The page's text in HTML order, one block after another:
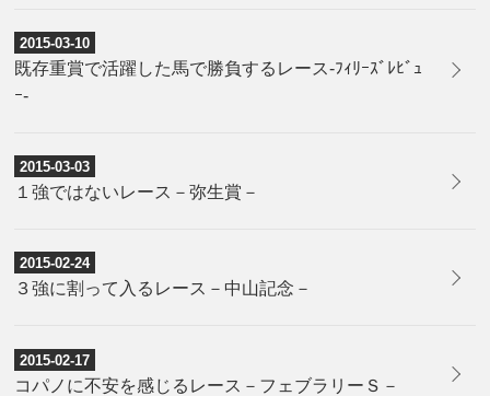
2015-03-10
既存重賞で活躍した馬で勝負するレース-ﾌｨﾘｰｽﾞﾚﾋﾞｭ
ｰ-
2015-03-03
１強ではないレース－弥生賞－
2015-02-24
３強に割って入るレース－中山記念－
2015-02-17
コパノに不安を感じるレース－フェブラリーＳ－